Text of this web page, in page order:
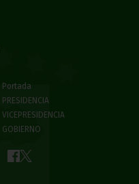
Portada
PRESIDENCIA
VICEPRESIDENCIA
GOBIERNO